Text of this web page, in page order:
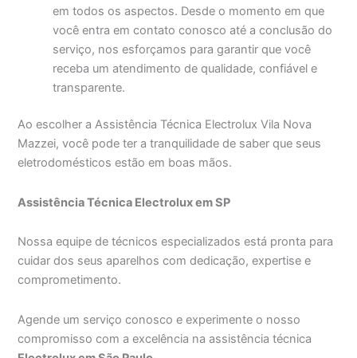
em todos os aspectos. Desde o momento em que
você entra em contato conosco até a conclusão do
serviço, nos esforçamos para garantir que você
receba um atendimento de qualidade, confiável e
transparente.
Ao escolher a Assistência Técnica Electrolux Vila Nova
Mazzei, você pode ter a tranquilidade de saber que seus
eletrodomésticos estão em boas mãos.
Assistência Técnica Electrolux em SP
Nossa equipe de técnicos especializados está pronta para
cuidar dos seus aparelhos com dedicação, expertise e
comprometimento.
Agende um serviço conosco e experimente o nosso
compromisso com a excelência na assistência técnica